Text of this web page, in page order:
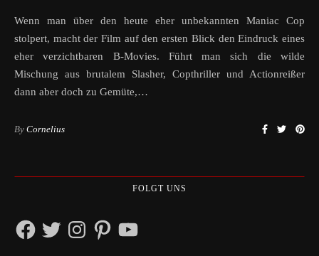
Wenn man über den heute eher unbekannten Maniac Cop
stolpert, macht der Film auf den ersten Blick den Eindruck eines
eher verzichtbaren B-Movies. Führt man sich die wilde
Mischung aus brutalem Slasher, Copthriller und Actionreißer
dann aber doch zu Gemüte,…
By Cornelius
FOLGT UNS
FacebookTwitterInstagramPinterestYouTube